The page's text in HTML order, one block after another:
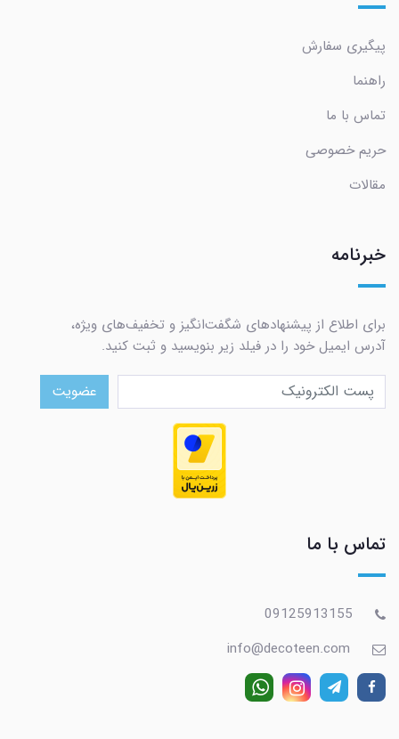
پیگیری سفارش
راهنما
تماس با ما
حریم خصوصی
مقالات
خبرنامه
برای اطلاع از پیشنهادهای شگفت‌انگیز و تخفیف‌های ویژه،
آدرس ایمیل خود را در فیلد زیر بنویسید و ثبت کنید.
عضویت
تماس با ما